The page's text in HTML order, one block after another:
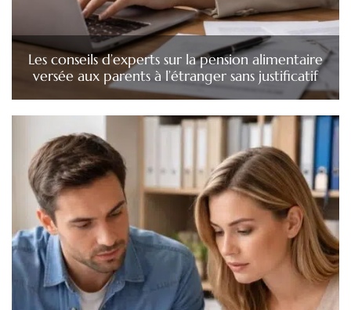
Les conseils d’experts sur la pension alimentaire
versée aux parents à l’étranger sans justificatif